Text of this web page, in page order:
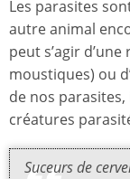
Les parasites
autre animal
peut s’agir
moustiques) ou
de nos
créatures
Suceurs de